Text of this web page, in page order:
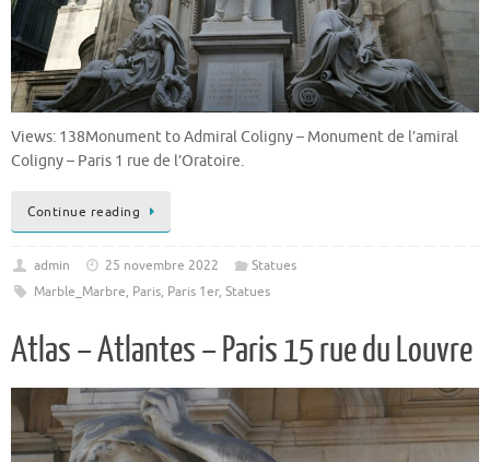
Views: 138Monument to Admiral Coligny – Monument de l’amiral
Coligny – Paris 1 rue de l’Oratoire.
Continue reading
admin 25 novembre 2022
Statues
Marble_Marbre, Paris, Paris 1er, Statues
Atlas – Atlantes – Paris 15 rue du Louvre